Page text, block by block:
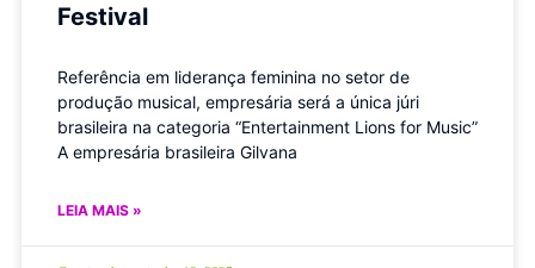
Festival
Referência em liderança feminina no setor de
produção musical, empresária será a única júri
brasileira na categoria “Entertainment Lions for Music”
A empresária brasileira Gilvana
LEIA MAIS »